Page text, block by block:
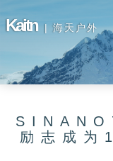
Kaitn | 海天户外
励志成为